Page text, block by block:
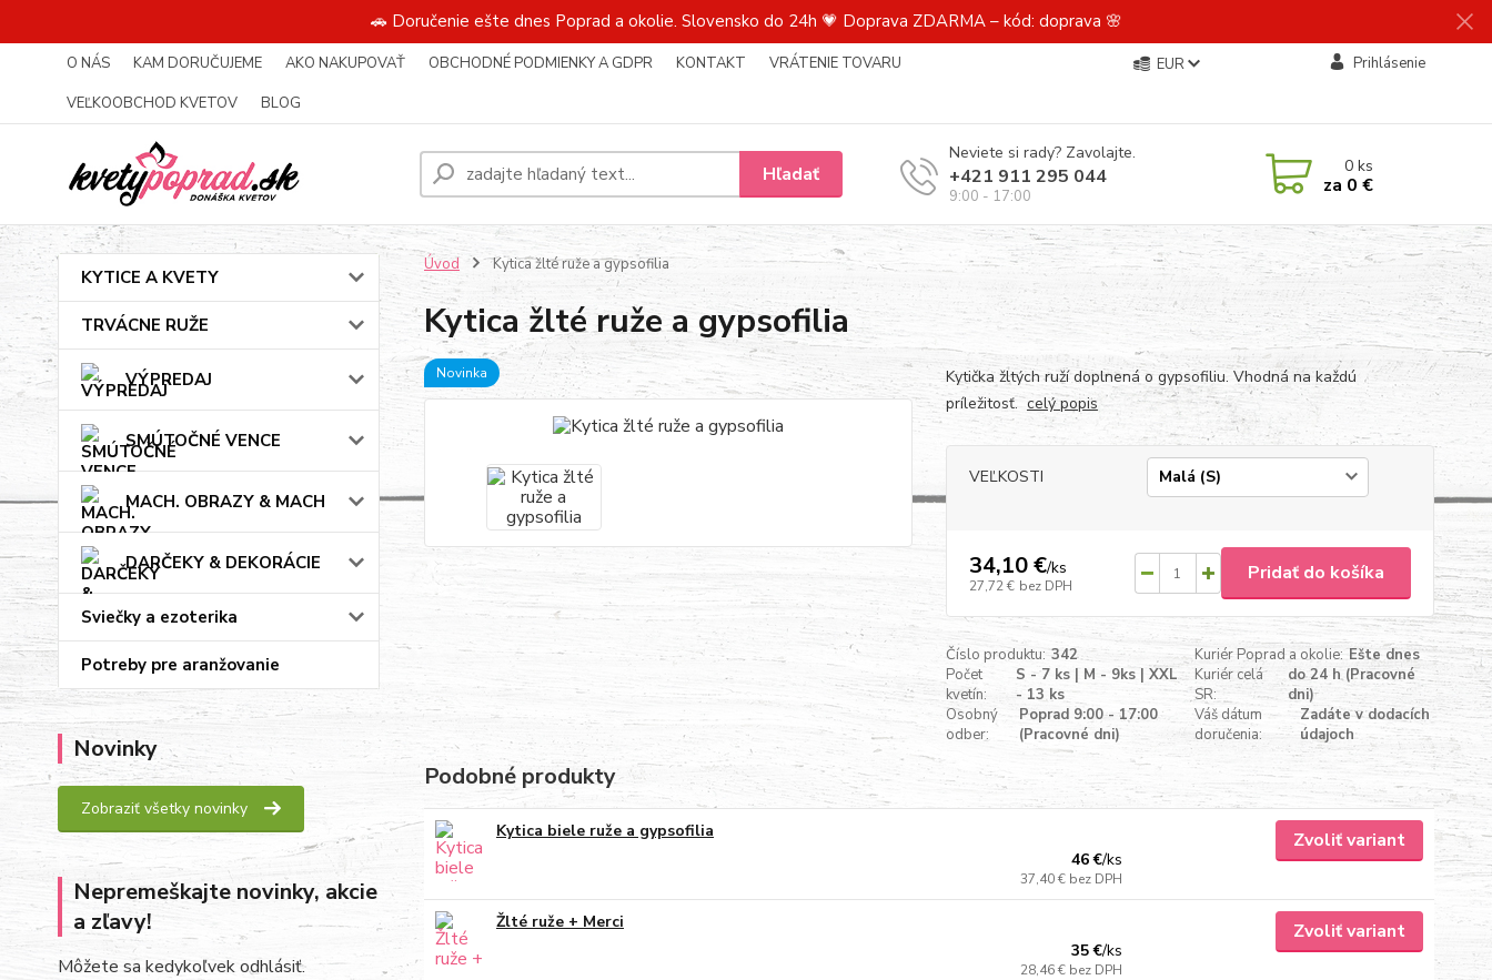
🚗 Doručenie ešte dnes Poprad a okolie. Slovensko do 24h 💗 Doprava ZDARMA – kód: doprava 🌸
O NÁS KAM DORUČUJEME AKO NAKUPOVAŤ OBCHODNÉ PODMIENKY A GDPR KONTAKT
VRÁTENIE TOVARU
VEĽKOOBCHOD KVETOV
BLOG
EUR Prihlásenie
Hľadať
Neviete si rady? Zavolajte.
+421 911 295 044
9:00 - 17:00
0ks
za 0 €
KYTICE A KVETY
TRVÁCNE RUŽE
VÝPREDAJ
SMÚTOČNÉ VENCE
MACH. OBRAZY & MACH
DARČEKY & DEKORÁCIE
Sviečky a ezoterika
Potreby pre aranžovanie
Novinky
Zobraziť všetky novinky
Nepremeškajte novinky, akcie
a zľavy!
Môžete sa kedykoľvek odhlásiť.
Úvod Kytica žlté ruže a gypsofilia
Kytica žlté ruže a gypsofilia
Novinka
Kytička žltých ruží doplnená o gypsofiliu. Vhodná na každú
príležitosť.celý popis
VEĽKOSTI
34,10 €/ks
27,72 € bez DPH
Pridať do košíka
Číslo produktu: 342 Kuriér Poprad a okolie: Ešte dnes
Počet
kvetín:
S - 7 ks | M - 9ks | XXL
- 13 ks
Kuriér celá
SR:
do 24 h (Pracovné
dni)
Osobný
odber:
Poprad 9:00 - 17:00
(Pracovné dni)
Váš dátum
doručenia:
Zadáte v dodacích
údajoch
Podobné produkty
Kytica biele ruže a gypsofilia
46 €/ks
37,40 € bez DPH
Zvoliť variant
Žlté ruže + Merci
35 €/ks
28,46 € bez DPH
Zvoliť variant